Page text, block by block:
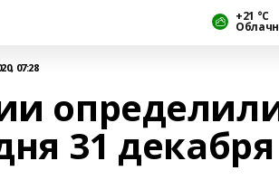
+21 °С
07:28
31 декабря